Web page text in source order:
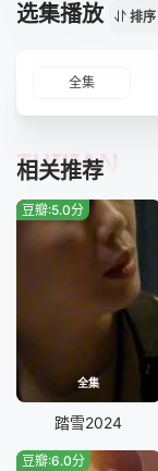
选集播放 排序
全集
相关推荐
TUIJIAN
全集
豆瓣:5.0分
踏雪2024
豆瓣:6.0分